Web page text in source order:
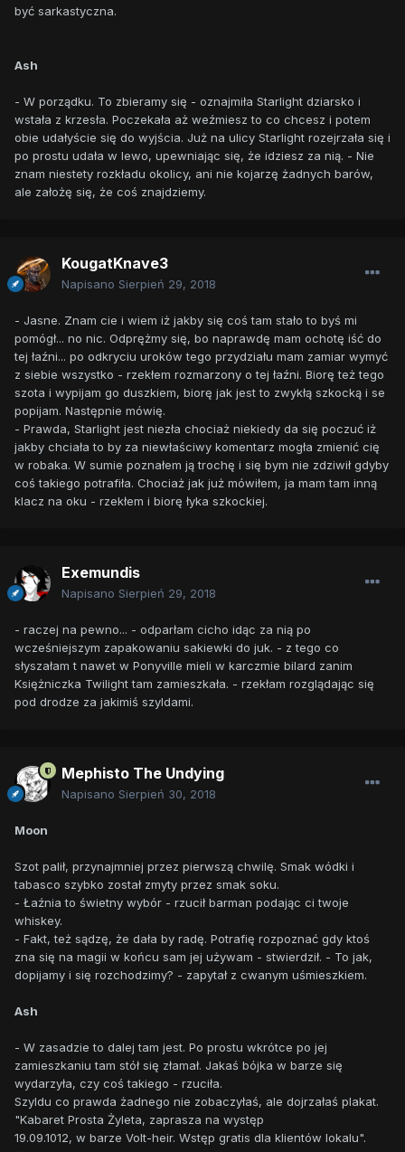
być sarkastyczna.
Ash
- W porządku. To zbieramy się - oznajmiła Starlight dziarsko i
wstała z krzesła. Poczekała aż weźmiesz to co chcesz i potem
obie udałyście się do wyjścia. Już na ulicy Starlight rozejrzała się i
po prostu udała w lewo, upewniając się, że idziesz za nią. - Nie
znam niestety rozkładu okolicy, ani nie kojarzę żadnych barów,
ale założę się, że coś znajdziemy.
KougatKnave3
Napisano Sierpień 29, 2018
- Jasne. Znam cie i wiem iż jakby się coś tam stało to byś mi
pomógł... no nic. Odprężmy się, bo naprawdę mam ochotę iść do
tej łaźni... po odkryciu uroków tego przydziału mam zamiar wymyć
z siebie wszystko - rzekłem rozmarzony o tej łaźni. Biorę też tego
szota i wypijam go duszkiem, biorę jak jest to zwykłą szkocką i se
popijam. Następnie mówię.
- Prawda, Starlight jest niezła chociaż niekiedy da się poczuć iż
jakby chciała to by za niewłaściwy komentarz mogła zmienić cię
w robaka. W sumie poznałem ją trochę i się bym nie zdziwił gdyby
coś takiego potrafiła. Chociaż jak już mówiłem, ja mam tam inną
klacz na oku - rzekłem i biorę łyka szkockiej.
Exemundis
Napisano Sierpień 29, 2018
- raczej na pewno... - odparłam cicho idąc za nią po
wcześniejszym zapakowaniu sakiewki do juk. - z tego co
słyszałam t nawet w Ponyville mieli w karczmie bilard zanim
Księżniczka Twilight tam zamieszkała. - rzekłam rozglądając się
pod drodze za jakimiś szyldami.
Mephisto The Undying
Napisano Sierpień 30, 2018
Moon
Szot palił, przynajmniej przez pierwszą chwilę. Smak wódki i
tabasco szybko został zmyty przez smak soku.
- Łaźnia to świetny wybór - rzucił barman podając ci twoje
whiskey.
- Fakt, też sądzę, że dała by radę. Potrafię rozpoznać gdy ktoś
zna się na magii w końcu sam jej używam - stwierdził. - To jak,
dopijamy i się rozchodzimy? - zapytał z cwanym uśmieszkiem.
Ash
- W zasadzie to dalej tam jest. Po prostu wkrótce po jej
zamieszkaniu tam stół się złamał. Jakaś bójka w barze się
wydarzyła, czy coś takiego - rzuciła.
Szyldu co prawda żadnego nie zobaczyłaś, ale dojrzałaś plakat.
"Kabaret Prosta Żyleta, zaprasza na występ
19.09.1012, w barze Volt-heir. Wstęp gratis dla klientów lokalu".